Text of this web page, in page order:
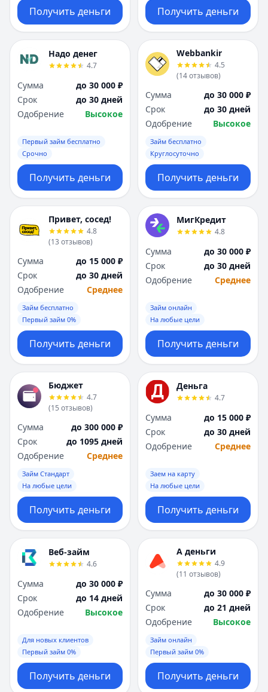
Получить деньги Получить деньги
Надо денег
4.7
Сумма
до 30 000 ₽
Срок
до 30 дней
Одобрение
Высокое
Первый займ бесплатно
Срочно
Получить деньги
Webbankir
4.5
(14отзывов)
Сумма
до 30 000 ₽
Срок
до 30 дней
Одобрение
Высокое
Займ бесплатно
Круглосуточно
Получить деньги
Привет, сосед!
4.8
(13 отзывов)
Сумма
до 15 000 ₽
Срок
до 30 дней
Одобрение
Среднее
Займ бесплатно
Первый займ 0%
Получить деньги
МигКредит
4.8
Сумма
до 30 000 ₽
Срок
до 30 дней
Одобрение
Среднее
Займ онлайн
На любые цели
Получить деньги
Бюджет
4.7
(15 отзывов)
Сумма
до 300 000 ₽
Срок
до 1095 дней
Одобрение
Среднее
Займ Стандарт
На любые цели
Получить деньги
Деньга
4.7
Сумма
до 15 000 ₽
Срок
до 30 дней
Одобрение
Среднее
Заем на карту
На любые цели
Получить деньги
Веб-займ
4.6
Сумма
до 30 000 ₽
Срок
до 14 дней
Одобрение
Высокое
Для новых клиентов
Первый займ 0%
Получить деньги
А деньги
4.9
(11 отзывов)
Сумма
до 30 000 ₽
Срок
до 21 дней
Одобрение
Высокое
Займ онлайн
Первый займ 0%
Получить деньги